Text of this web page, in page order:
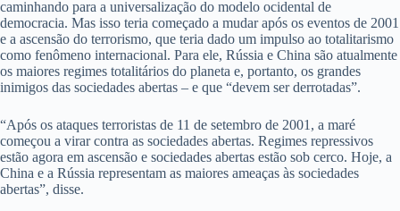
caminhando para a universalização do modelo ocidental de
democracia. Mas isso teria começado a mudar após os eventos de 2001
e a ascensão do terrorismo, que teria dado um impulso ao totalitarismo
como fenômeno internacional. Para ele, Rússia e China são atualmente
os maiores regimes totalitários do planeta e, portanto, os grandes
inimigos das sociedades abertas – e que “devem ser derrotadas”.
“Após os ataques terroristas de 11 de setembro de 2001, a maré
começou a virar contra as sociedades abertas. Regimes repressivos
estão agora em ascensão e sociedades abertas estão sob cerco. Hoje, a
China e a Rússia representam as maiores ameaças às sociedades
abertas”, disse.